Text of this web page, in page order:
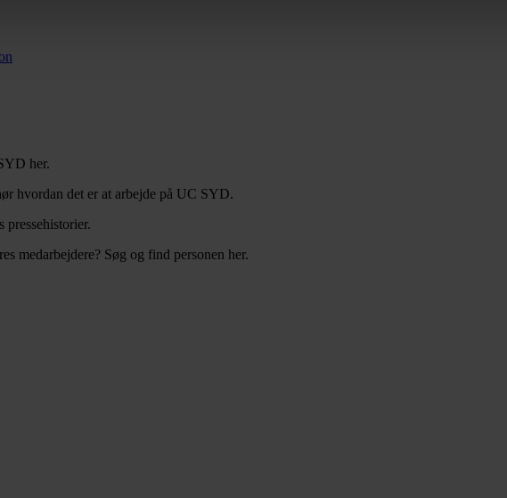
her.
hvordan det er at arbejde på UC SYD.
medarbejdere? Søg og find personen her.